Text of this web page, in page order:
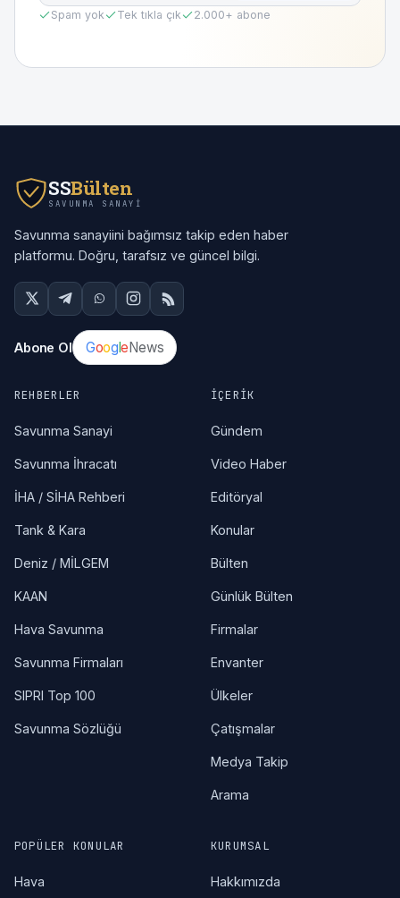
Spam yok Tek tıkla çık 2.000+ abone
SSBülten
SAVUNMA SANAYI
Savunma sanayiini bağımsız takip eden haber
platformu. Doğru, tarafsız ve güncel bilgi.
Abone Ol GoogleNews
REHBERLER
Savunma Sanayi
Savunma İhracatı
İHA / SİHA Rehberi
Tank & Kara
Deniz / MİLGEM
KAAN
Hava Savunma
Savunma Firmaları
SIPRI Top 100
Savunma Sözlüğü
İÇERIK
Gündem
Video Haber
Editöryal
Konular
Bülten
Günlük Bülten
Firmalar
Envanter
Ülkeler
Çatışmalar
Medya Takip
Arama
POPÜLER KONULAR
Hava
KURUMSAL
Hakkımızda